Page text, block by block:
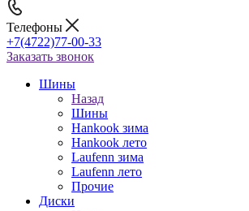
Телефоны
+7(4722)77-00-33
Заказать звонок
Шины
Назад
Шины
Hankook зима
Hankook лето
Laufenn зима
Laufenn лето
Прочие
Диски